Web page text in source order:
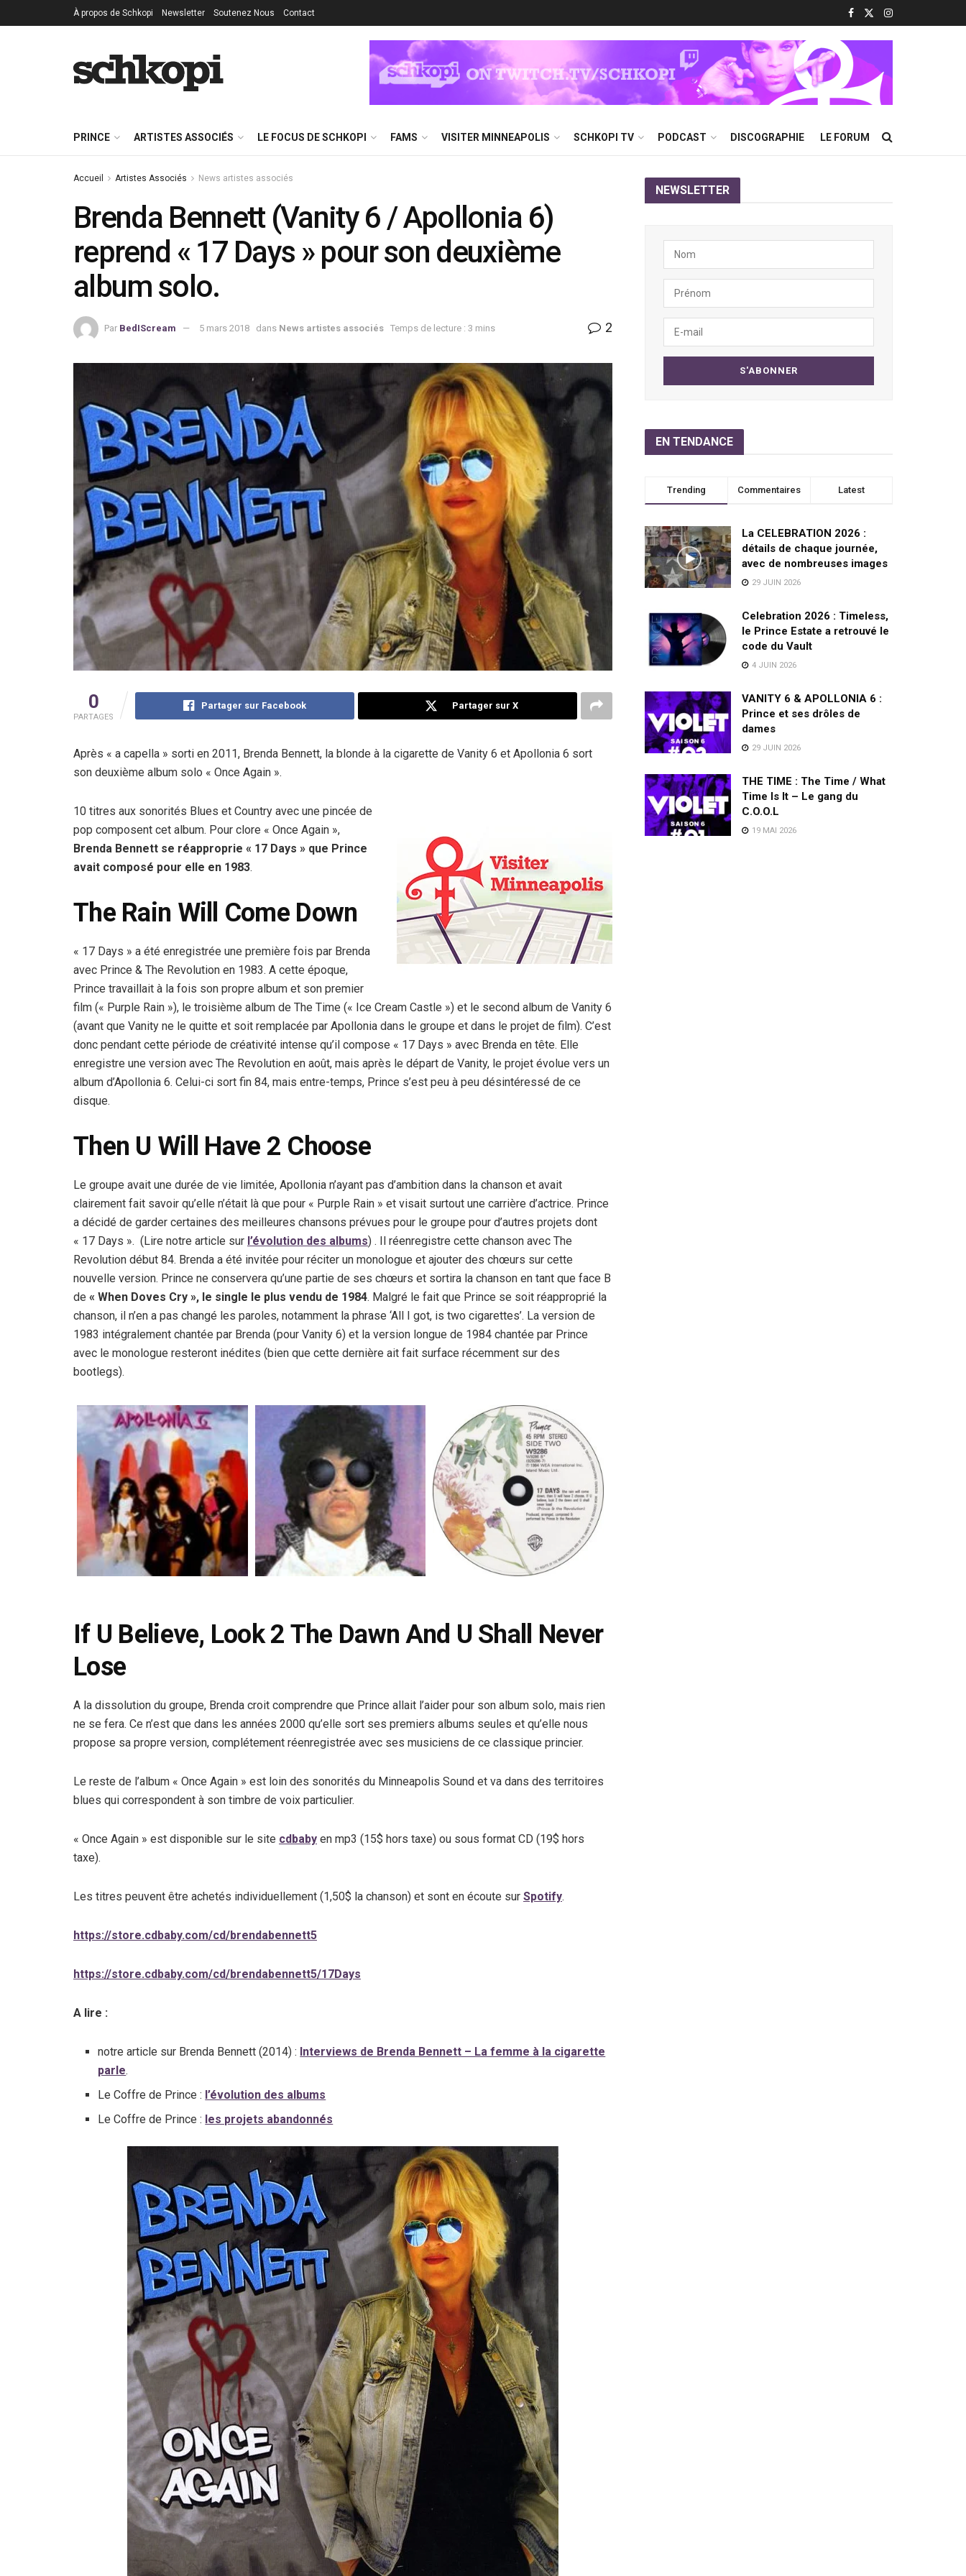
À propos de Schkopi Newsletter Soutenez Nous Contact
PRINCE ARTISTES ASSOCIÉS LE FOCUS DE SCHKOPI FAMS VISITER MINNEAPOLIS SCHKOPI TV PODCAST DISCOGRAPHIE LE FORUM
Accueil Artistes Associés News artistes associés
Brenda Bennett (Vanity 6 / Apollonia 6)
reprend « 17 Days » pour son deuxième
album solo.
Par BedIScream 5 mars 2018 dans News artistes associés Temps de lecture : 3 mins 2
0
PARTAGES
Partager sur Facebook Partager sur X
Après « a capella » sorti en 2011, Brenda Bennett, la blonde à la cigarette de Vanity 6 et Apollonia 6 sort
son deuxième album solo « Once Again ».
10 titres aux sonorités Blues et Country avec une pincée de
pop composent cet album. Pour clore « Once Again »,
Brenda Bennett se réapproprie « 17 Days » que Prince
avait composé pour elle en 1983.
The Rain Will Come Down
« 17 Days » a été enregistrée une première fois par Brenda
avec Prince & The Revolution en 1983. A cette époque,
Prince travaillait à la fois son propre album et son premier
film (« Purple Rain »), le troisième album de The Time (« Ice Cream Castle ») et le second album de Vanity 6
(avant que Vanity ne le quitte et soit remplacée par Apollonia dans le groupe et dans le projet de film). C’est
donc pendant cette période de créativité intense qu’il compose « 17 Days » avec Brenda en tête. Elle
enregistre une version avec The Revolution en août, mais après le départ de Vanity, le projet évolue vers un
album d’Apollonia 6. Celui-ci sort fin 84, mais entre-temps, Prince s’est peu à peu désintéressé de ce
disque.
Then U Will Have 2 Choose
Le groupe avait une durée de vie limitée, Apollonia n’ayant pas d’ambition dans la chanson et avait
clairement fait savoir qu’elle n’était là que pour « Purple Rain » et visait surtout une carrière d’actrice. Prince
a décidé de garder certaines des meilleures chansons prévues pour le groupe pour d’autres projets dont
« 17 Days ». (Lire notre article sur l’évolution des albums) . Il réenregistre cette chanson avec The
Revolution début 84. Brenda a été invitée pour réciter un monologue et ajouter des chœurs sur cette
nouvelle version. Prince ne conservera qu’une partie de ses chœurs et sortira la chanson en tant que face B
de « When Doves Cry », le single le plus vendu de 1984. Malgré le fait que Prince se soit réapproprié la
chanson, il n’en a pas changé les paroles, notamment la phrase ‘All I got, is two cigarettes’. La version de
1983 intégralement chantée par Brenda (pour Vanity 6) et la version longue de 1984 chantée par Prince
avec le monologue resteront inédites (bien que cette dernière ait fait surface récemment sur des
bootlegs).
If U Believe, Look 2 The Dawn And U Shall Never
Lose
A la dissolution du groupe, Brenda croit comprendre que Prince allait l’aider pour son album solo, mais rien
ne se fera. Ce n’est que dans les années 2000 qu’elle sort ses premiers albums seules et qu’elle nous
propose sa propre version, complétement réenregistrée avec ses musiciens de ce classique princier.
Le reste de l’album « Once Again » est loin des sonorités du Minneapolis Sound et va dans des territoires
blues qui correspondent à son timbre de voix particulier.
« Once Again » est disponible sur le site cdbaby en mp3 (15$ hors taxe) ou sous format CD (19$ hors
taxe).
Les titres peuvent être achetés individuellement (1,50$ la chanson) et sont en écoute sur Spotify.
https://store.cdbaby.com/cd/brendabennett5
https://store.cdbaby.com/cd/brendabennett5/17Days
A lire :
notre article sur Brenda Bennett (2014) : Interviews de Brenda Bennett – La femme à la cigarette
parle.
Le Coffre de Prince : l’évolution des albums
Le Coffre de Prince : les projets abandonnés
NEWSLETTER
EN TENDANCE
Trending Commentaires Latest
La CELEBRATION 2026 :
détails de chaque journée,
avec de nombreuses images
29 JUIN 2026
Celebration 2026 : Timeless,
le Prince Estate a retrouvé le
code du Vault
4 JUIN 2026
VANITY 6 & APOLLONIA 6 :
Prince et ses drôles de
dames
29 JUIN 2026
THE TIME : The Time / What
Time Is It – Le gang du
C.O.O.L
19 MAI 2026